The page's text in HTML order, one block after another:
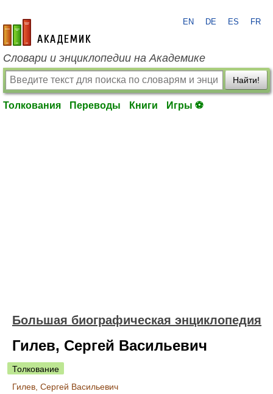
academic.ru
EN DE ES FR
Словари и энциклопедии на Академике
Найти!
Толкования Переводы Книги Игры ⚽
Большая биографическая энциклопедия
Гилев, Сергей Васильевич
Толкование
Гилев, Сергей Васильевич